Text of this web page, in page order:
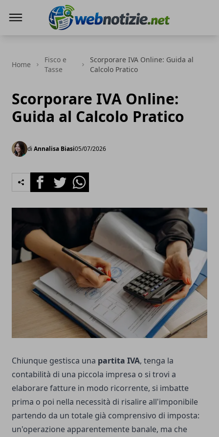
Home
Fisco e
Tasse
Scorporare IVA Online: Guida al
Calcolo Pratico
Scorporare IVA Online:
Guida al Calcolo Pratico
di Annalisa Biasi05/07/2026
FacebookTwitterWhatsapp
Chiunque gestisca una partita IVA, tenga la
contabilità di una piccola impresa o si trovi a
elaborare fatture in modo ricorrente, si imbatte
prima o poi nella necessità di risalire all'imponibile
partendo da un totale già comprensivo di imposta:
un'operazione apparentemente banale, ma che